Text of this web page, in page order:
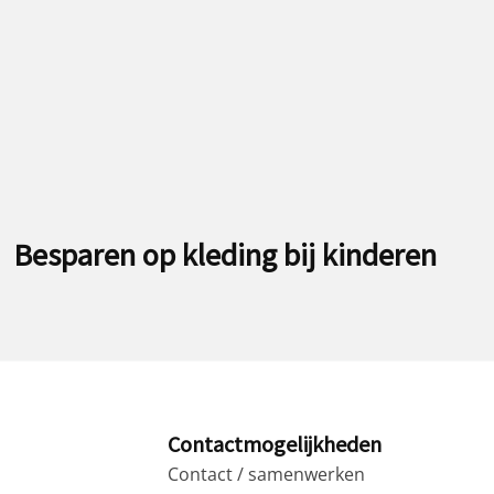
Besparen op kleding bij kinderen
Contactmogelijkheden
Contact / samenwerken